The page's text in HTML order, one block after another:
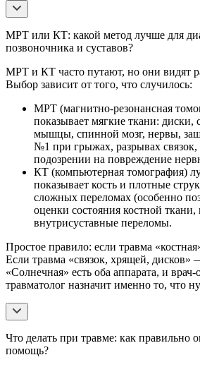
МРТ или КТ: какой метод лучше для
позвоночника и суставов?
МРТ и КТ часто путают, но они видят
Выбор зависит от того, что случилось:
МРТ (магнитно-резонансная
показывает мягкие ткани: диски,
мышцы, спинной мозг, нервы,
№1 при грыжах, разрывах связок,
подозрении на повреждение
КТ (компьютерная томография)
показывает кость и плотные
сложных переломах (особенно
оценки состояния костной
внутрисуставные переломы.
Простое правило: если травма
Если травма «связок, хрящей,
«Солнечная» есть оба аппарата, и
травматолог назначит именно то, что
Что делать при травме: как правильно
помощь?